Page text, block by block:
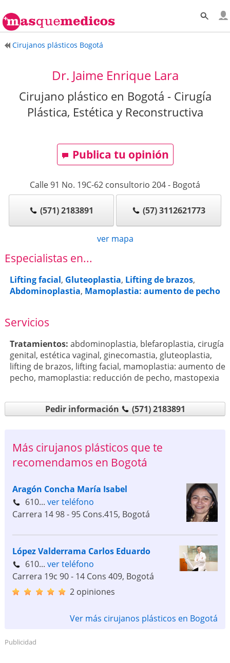
Cirujanos plásticos Bogotá
Dr. Jaime Enrique Lara
Cirujano plástico en Bogotá - Cirugía
Plástica, Estética y Reconstructiva
Publica tu opinión
Calle 91 No. 19C-62 consultorio 204- Bogotá
(571) 2183891 (57) 3112621773
ver mapa
Especialistas en...
Lifting facial, Gluteoplastia, Lifting de brazos,
Abdominoplastia, Mamoplastia: aumento de pecho
Servicios
Tratamientos: abdominoplastia, blefaroplastia, cirugía
genital, estética vaginal, ginecomastia, gluteoplastia,
lifting de brazos, lifting facial, mamoplastia: aumento de
pecho, mamoplastia: reducción de pecho, mastopexia
Pedir información (571) 2183891
Más cirujanos plásticos que te
recomendamos en Bogotá
Aragón Concha María Isabel
610... ver teléfono
Carrera 14 98 - 95 Cons.415, Bogotá
López Valderrama Carlos Eduardo
610... ver teléfono
Carrera 19c 90 - 14 Cons 409, Bogotá
2 opiniones
Ver más cirujanos plásticos en Bogotá
Publicidad